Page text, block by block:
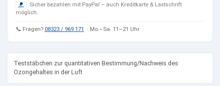
Sicher bezahlen mit PayPal – auch Kreditkarte & Lastschrift
möglich.
📞 Fragen? 08323 / 969 171 · Mo.–Sa. 11–21 Uhr
Teststäbchen zur quantitativen Bestimmung/Nachweis des
Ozongehaltes in der Luft